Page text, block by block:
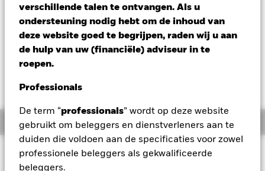
verschillende talen te ontvangen. Als u
ondersteuning nodig hebt om de inhoud van
deze website goed te begrijpen, raden wij u aan
de hulp van uw (financiële) adviseur in te
roepen.
Professionals
De term “professionals” wordt op deze website
gebruikt om beleggers en dienstverleners aan te
duiden die voldoen aan de specificaties voor zowel
professionele beleggers als gekwalificeerde
beleggers.
Verandering NAV 1 dag per 07/aug/2026
EUR -0,01 (-0,01%)
Totaalrendement per 06/aug/2026
YTD: -0,13%
2,77%
Overzicht
BELEGGINGSDOEL